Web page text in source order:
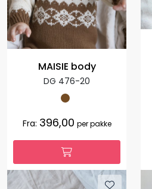
MAISIE body
DG 476-20
Fra: 396,00 per pakke